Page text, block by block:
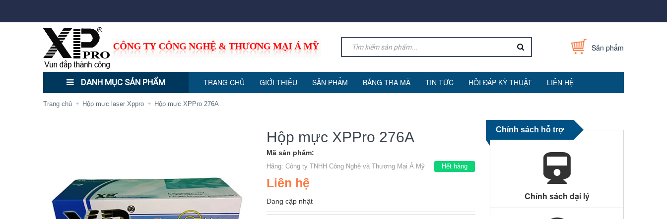
Sản phẩm
DANH MỤC SẢN PHẨM TRANG CHỦ GIỚI THIỆU SẢN PHẨM BẢNG TRA MÃ TIN TỨC HỎI ĐÁP KỸ THUẬT LIÊN HỆ
Trang chủ + Hộp mực laser Xppro + Hộp mực XPPro 276A
Hộp mực XPPro 276A
Mã sản phẩm:
Hãng: Công ty TNHH Công Nghệ và Thương Mại Á Mỹ Hết hàng
Liên hệ
Đang cập nhật
Chính sách hỗ trợ
Chính sách đại lý